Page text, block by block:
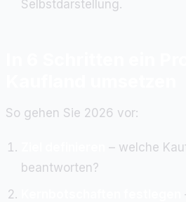
Selbstdarstellung.
So gehen Sie 2026 vor:
– welche
beantworten?